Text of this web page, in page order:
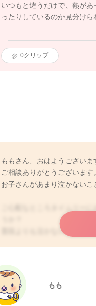
いつもと違うだけで、熱が
ったりしているのか見分け
0クリップ
ももさん、おはようございま
ご相談ありがとうございます。
お子さんがあまり泣かないこ
普段よりも泣かないことや
たり、痛みや不快感を訴える
は元々の体力や免疫力も弱い
時間を要することもあります
乳量が低下したり、ウンチの
もも